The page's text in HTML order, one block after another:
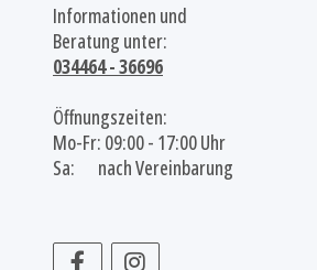
Informationen und
Beratung unter:
034464 - 36696
Öffnungszeiten:
Mo-Fr: 09:00 - 17:00 Uhr
Sa: nach Vereinbarung